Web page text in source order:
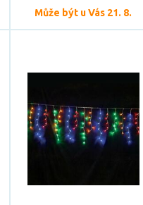
Může být u Vás 21. 8.